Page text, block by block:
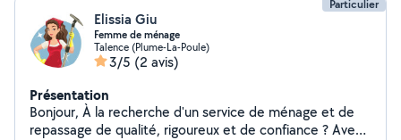
Particulier
Elissia Giu
Femme de ménage
Talence (Plume-La-Poule)
3/5 (2 avis)
Présentation
Bonjour, À la recherche d'un service de ménage et de
repassage de qualité, rigoureux et de confiance ? Avec